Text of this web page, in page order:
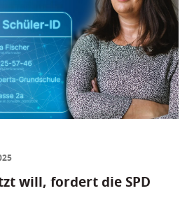
will, fordert die SPD